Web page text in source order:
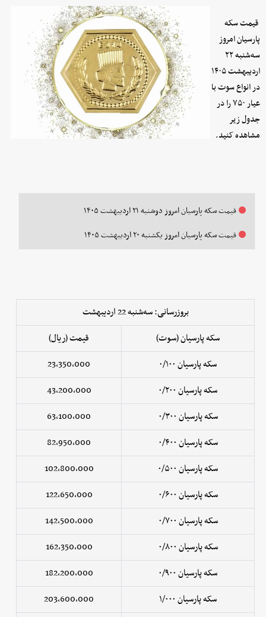
قیمت سکه
پارسیان امروز
سه‌شنبه ۲۲
اردیبهشت ۱۴۰۵
در انواع سوت با
عیار ۷۵۰ را در
جدول زیر
مشاهده کنید.
قیمت سکه پارسیان امروز دوشنبه ۲۱ اردیبهشت ۱۴۰۵
قیمت سکه پارسیان امروز یکشنبه ۲۰ اردیبهشت ۱۴۰۵
بروزرسانی: سه‌شنبه 22 اردیبهشت
سکه پارسیان (سوت)
قیمت (ریال)
سکه پارسیان ۰/۱۰۰
23,350,000
سکه پارسیان ۰/۲۰۰
43,200,000
سکه پارسیان ۰/۳۰۰
63,100,000
سکه پارسیان ۰/۴۰۰
82,950,000
سکه پارسیان ۰/۵۰۰
102,800,000
سکه پارسیان ۰/۶۰۰
122,650,000
سکه پارسیان ۰/۷۰۰
142,500,000
سکه پارسیان ۰/۸۰۰
162,350,000
سکه پارسیان ۰/۹۰۰
182,200,000
سکه پارسیان ۱/۰۰۰
203,600,000